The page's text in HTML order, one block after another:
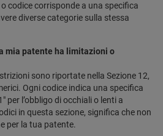
codice corrisponde a una specifica
diverse categorie sulla stessa
mia patente ha limitazioni o
sono riportate nella Sezione 12,
Ogni codice indica una specifica
per l’obbligo di occhiali o lenti a
in questa sezione, significa che non
per la tua patente.